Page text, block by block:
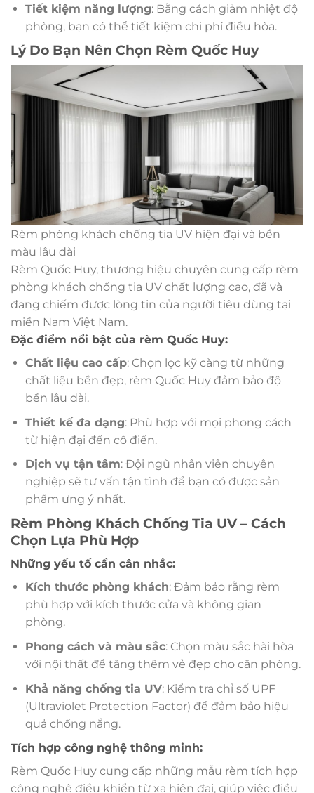
Tiết kiệm năng lượng: Bằng cách giảm nhiệt độ
phòng, bạn có thể tiết kiệm chi phí điều hòa.
Lý Do Bạn Nên Chọn Rèm Quốc Huy
Rèm phòng khách chống tia UV hiện đại và bền
màu lâu dài
Rèm Quốc Huy, thương hiệu chuyên cung cấp rèm
phòng khách chống tia UV chất lượng cao, đã và
đang chiếm được lòng tin của người tiêu dùng tại
miền Nam Việt Nam.
Đặc điểm nổi bật của rèm Quốc Huy:
Chất liệu cao cấp: Chọn lọc kỹ càng từ những
chất liệu bền đẹp, rèm Quốc Huy đảm bảo độ
bền lâu dài.
Thiết kế đa dạng: Phù hợp với mọi phong cách
từ hiện đại đến cổ điển.
Dịch vụ tận tâm: Đội ngũ nhân viên chuyên
nghiệp sẽ tư vấn tận tình để bạn có được sản
phẩm ưng ý nhất.
Rèm Phòng Khách Chống Tia UV – Cách
Chọn Lựa Phù Hợp
Những yếu tố cần cân nhắc:
Kích thước phòng khách: Đảm bảo rằng rèm
phù hợp với kích thước cửa và không gian
phòng.
Phong cách và màu sắc: Chọn màu sắc hài hòa
với nội thất để tăng thêm vẻ đẹp cho căn phòng.
Khả năng chống tia UV: Kiểm tra chỉ số UPF
(Ultraviolet Protection Factor) để đảm bảo hiệu
quả chống nắng.
Tích hợp công nghệ thông minh:
Rèm Quốc Huy cung cấp những mẫu rèm tích hợp
công nghệ điều khiển từ xa hiện đại, giúp việc điều